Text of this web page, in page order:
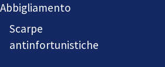
Abbigliamento
Scarpe
antinfortunistiche